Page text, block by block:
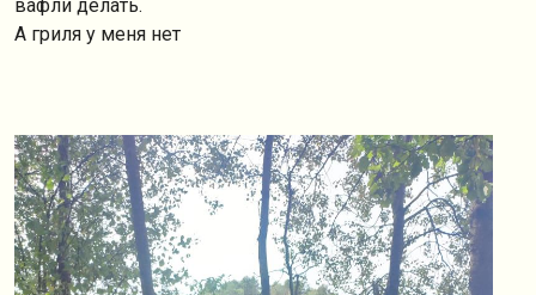
вафли делать.
А гриля у меня нет